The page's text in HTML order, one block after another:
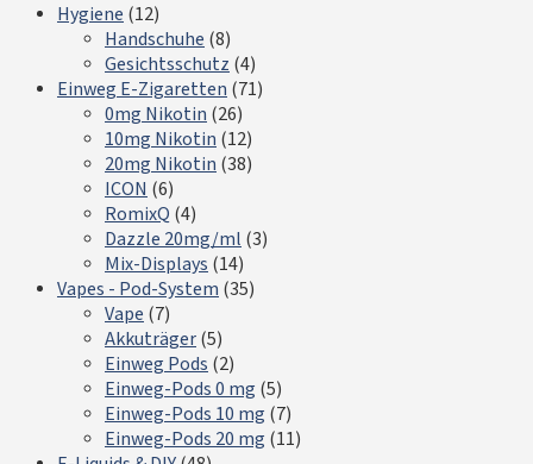
Hygiene (12)
Handschuhe (8)
Gesichtsschutz (4)
Einweg E-Zigaretten (71)
0mg Nikotin (26)
10mg Nikotin (12)
20mg Nikotin (38)
ICON (6)
RomixQ (4)
Dazzle 20mg/ml (3)
Mix-Displays (14)
Vapes - Pod-System (35)
Vape (7)
Akkuträger(5)
Einweg Pods (2)
Einweg-Pods 0 mg (5)
Einweg-Pods 10 mg (7)
Einweg-Pods 20 mg (11)